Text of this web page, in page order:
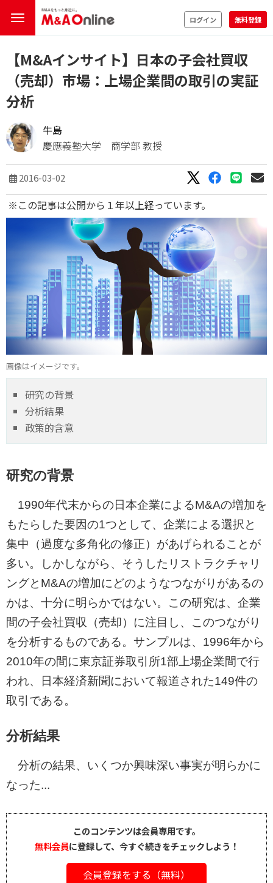
ログイン 無料登録
【M&Aインサイト】日本の子会社買収
（売却）市場：上場企業間の取引の実証
分析
牛島
慶應義塾大学 商学部 教授
2016-03-02
※この記事は公開から１年以上経っています。
画像はイメージです。
研究の背景
分析結果
政策的含意
研究の背景
1990年代末からの日本企業によるM&Aの増加を
もたらした要因の1つとして、企業による選択と
集中（過度な多角化の修正）があげられることが
多い。しかしながら、そうしたリストラクチャリ
ングとM&Aの増加にどのようなつながりがあるの
かは、十分に明らかではない。この研究は、企業
間の子会社買収（売却）に注目し、このつながり
を分析するものである。サンプルは、1996年から
2010年の間に東京証券取引所1部上場企業間で行
われ、日本経済新聞において報道された149件の
取引である。
分析結果
分析の結果、いくつか興味深い事実が明らかに
なった...
このコンテンツは会員専用です。
無料会員に登録して、今すぐ続きをチェックしよう！
会員登録をする（無料）